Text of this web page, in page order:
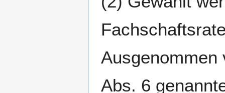
Ausgenommen
Abs. 6